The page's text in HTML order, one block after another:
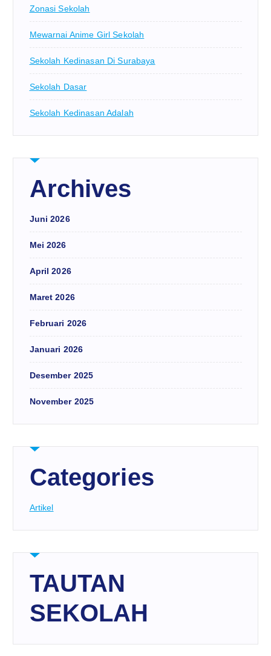
Zonasi Sekolah
Mewarnai Anime Girl Sekolah
Sekolah Kedinasan Di Surabaya
Sekolah Dasar
Sekolah Kedinasan Adalah
Archives
Juni 2026
Mei 2026
April 2026
Maret 2026
Februari 2026
Januari 2026
Desember 2025
November 2025
Categories
Artikel
TAUTAN
SEKOLAH